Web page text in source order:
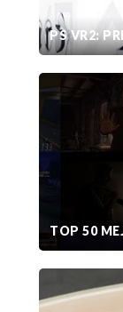
PS VR2:
TOP 50